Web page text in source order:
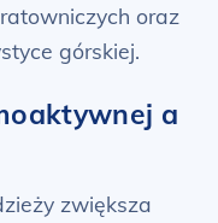
oraz
górskiej.
a
zwiększa